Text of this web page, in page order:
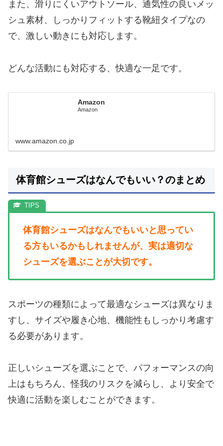
また、滑りにくいアウトソール、通気性の良いメッ
シュ素材、しっかりフィットする靴紐タイプなの
で、激しい動きにも対応します。
どんな活動にも対応する、快適な一足です。
Amazon
Amazon
www.amazon.co.jp
体育館シューズはなんでもいい？のまとめ
体育館シューズはなんでもいいと思ってい
る方もいるかもしれませんが、実は適切な
シューズを選ぶことが大切です。
スポーツの種類によって最適なシューズは異なりま
すし、サイズや履き心地、機能性もしっかり考慮す
る必要があります。
正しいシューズを選ぶことで、パフォーマンスの向
上はもちろん、怪我のリスクを減らし、より安全で
快適に活動を楽しむことができます。